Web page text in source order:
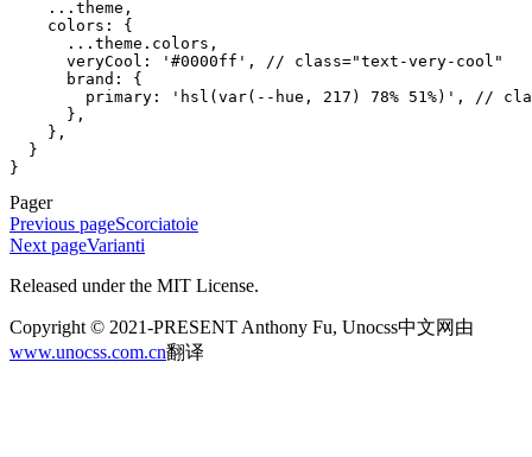
    ...
theme ,
    colors
: {
      ...
theme . colors ,
      veryCool
: ' #0000ff ' , // class="text-very-cool"
      brand
: {
        primary
: ' hsl(var(--hue, 217) 78% 51%) ' , //
      },
    },
  }
}
Pager
Previous pageScorciatoie
Next pageVarianti
Released under the MIT License.
Copyright © 2021-PRESENT Anthony Fu, Unocss中文网由
www.unocss.com.cn翻译